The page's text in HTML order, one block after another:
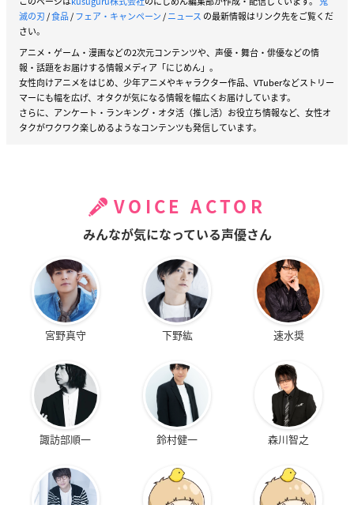
滅の刃/食品/フェア・キャンペーン/ニュース の最新情報はリンク先をご覧くだ
さい。
アニメ・ゲーム・漫画などの2次元コンテンツや、声優・舞台・俳優などの情
報・話題をお届けする情報メディア「にじめん」。
女性向けアニメをはじめ、少年アニメやキャラクター作品、VTuberなどストリー
マーにも幅を広げ、オタクが気になる情報を幅広くお届けしています。
さらに、アンケート・ランキング・オタ活（推し活）お役立ち情報など、女性オ
タクがワクワク楽しめるようなコンテンツも発信しています。
VOICE ACTOR
みんなが気になっている声優さん
宮野真守 下野紘 速水奨
諏訪部順一 鈴村健一 森川智之